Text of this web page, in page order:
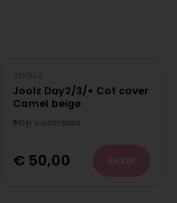
JOOLZ
Joolz Day2/3/+ Cot cover
Camel beige
Op voorraad
€ 50,00